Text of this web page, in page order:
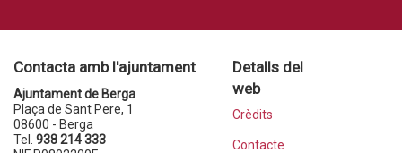
Contacta amb l'ajuntament
Ajuntament de Berga
Plaça de Sant Pere, 1
08600 - Berga
Tel. 938 214 333
Detalls del
web
Crèdits
Contacte